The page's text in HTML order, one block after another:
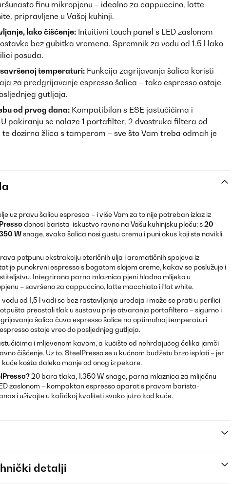
finu mikropjenu – idealno za cappuccino, latte
pripravljene u Vašoj kuhinji.
lako čišćenje: Intuitivni touch panel s LED zaslonom
bez gubitka vremena. Spremnik za vodu od 1,5 l lako
posuđa.
temperaturi: Funkcija zagrijavanja šalica koristi
za predgrijavanje espresso šalica – tako espresso ostaje
gutljaja.
od prvog dana: Kompatibilan s ESE jastučićima i
pakiranju se nalaze 1 portafilter, 2 dvostruka filtera od
dozirna žlica s tamperom – sve što Vam treba odmah je
uz pravu šalicu espresca – i više Vam za to nije potreban izlaz iz
donosi barista-iskustvo ravno na Vašu kuhinjsku ploču: s20
Wsnage, svaka šalica nosi gustu cremu i puni okus koji ste navikli
potpunu ekstrakciju eteričnih ulja i aromatičnih spojeva iz
je punokrvni espresso s bogatom slojem creme, kakav se poslužuje i
Integrirana parna mlaznica pjeni hladno mlijeko u
– savršeno za cappuccino, latte macchiato i flat white.
od 1,5 l vadi se bez rastavljanja uređaja i može se prati u perilici
preostali tlak u sustavu prije otvaranja portafiltera – sigurno i
šalica čuva espresso šalice na optimalnoj temperaturi
ostaje vreo do posljednjeg gutljaja.
i mljevenom kavom, a kućište od nehrđajućeg čelika jamči
čišćenje. Uz to, SteelPresso se u kućnom budžetu brzo isplati – jer
košta daleko manje od onog iz pekare.
20 bara tlaka, 1.350 W snage, parna mlaznica za mliječnu
zaslonom – kompaktan espresso aparat s pravom barista-
i uživajte u kafićkoj kvaliteti svako jutro kod kuće.
detalji